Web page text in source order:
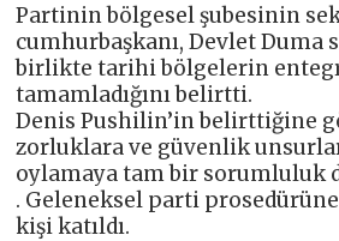
Partinin bölgesel şubesinin
cumhurbaşkanı, Devlet Duma
birlikte tarihi bölgelerin
tamamladığını belirtti.
Denis Pushilin’in belirttiğine
zorluklara ve güvenlik
oylamaya tam bir sorumluluk
. Geleneksel parti prosedürüne
kişi katıldı.